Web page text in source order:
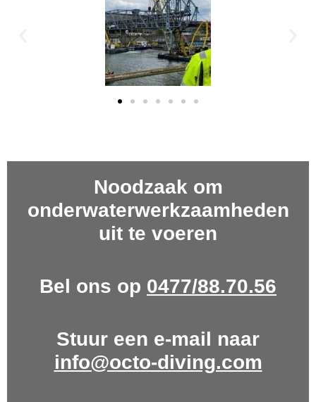
Noodzaak om
onderwaterwerkzaamheden
uit te voeren
Bel ons op 0477/88.70.56
Stuur een e-mail naar
info@octo-diving.com